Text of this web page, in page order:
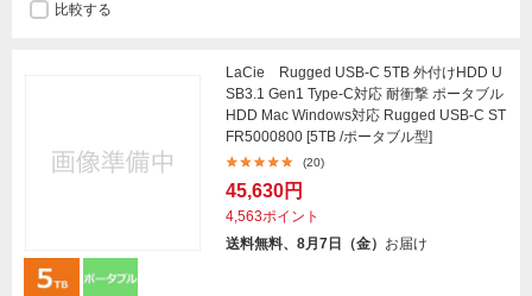
比較する
LaCie Rugged USB-C 5TB 外付けHDD U
SB3.1 Gen1 Type-C対応 耐衝撃 ポータブル
HDD Mac Windows対応 Rugged USB-C ST
FR5000800 [5TB /ポータブル型]
(20)
45,630円
4,563ポイント
送料無料、8月7日（金） お届け